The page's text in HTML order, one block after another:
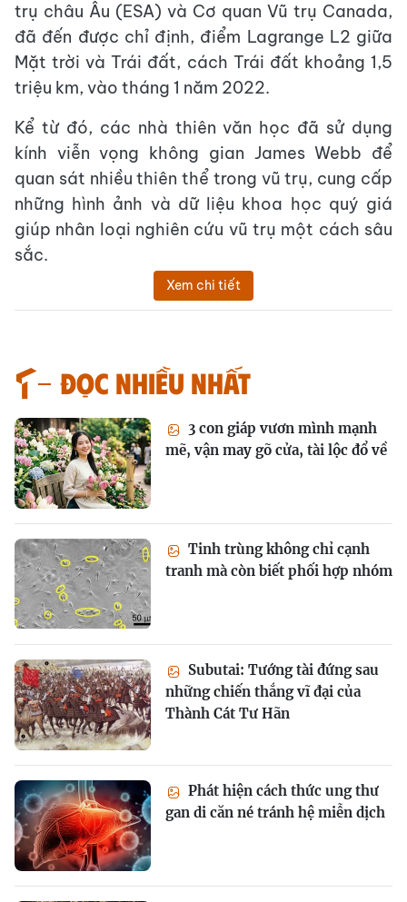
trụ châu Âu (ESA) và Cơ quan Vũ trụ Canada,
đã đến được chỉ định, điểm Lagrange L2 giữa
Mặt trời và Trái đất, cách Trái đất khoảng 1,5
triệu km, vào tháng 1 năm 2022.
Kể từ đó, các nhà thiên văn học đã sử dụng
kính viễn vọng không gian James Webb để
quan sát nhiều thiên thể trong vũ trụ, cung cấp
những hình ảnh và dữ liệu khoa học quý giá
giúp nhân loại nghiên cứu vũ trụ một cách sâu
sắc.
Xem chi tiết
Đọc nhiều nhất
3 con giáp vươn mình mạnh
mẽ, vận may gõ cửa, tài lộc đổ về
Tinh trùng không chỉ cạnh
tranh mà còn biết phối hợp nhóm
Subutai: Tướng tài đứng sau
những chiến thắng vĩ đại của
Thành Cát Tư Hãn
Phát hiện cách thức ung thư
gan di căn né tránh hệ miễn dịch